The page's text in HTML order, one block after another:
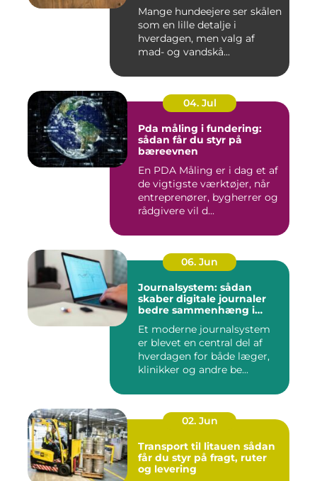
Mange hundeejere ser skålen
som en lille detalje i
hverdagen, men valg af
mad- og vandskå...
04. Jul
Pda måling i fundering:
sådan får du styr på
bæreevnen
En PDA Måling er i dag et af
de vigtigste værktøjer, når
entreprenører, bygherrer og
rådgivere vil d...
06. Jun
Journalsystem: sådan
skaber digitale journaler
bedre sammenhæng i
Et moderne journalsystem
er blevet en central del af
hverdagen for både læger,
klinikker og andre be...
02. Jun
Transport til litauen sådan
får du styr på fragt, ruter
og levering